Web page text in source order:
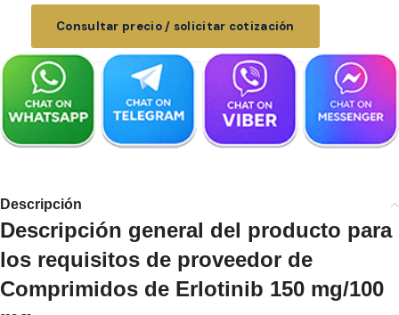
Consultar precio / solicitar cotización
Descripción
Descripción general del producto para
los requisitos de proveedor de
Comprimidos de Erlotinib 150 mg/100